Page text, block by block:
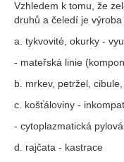
Vzhledem k tomu, že
druhů a čeledí je
a. tykvovité, okurky -
- mateřská linie
b. mrkev, petržel,
c. košťáloviny -
- cytoplazmatická
d. rajčata - kastrace